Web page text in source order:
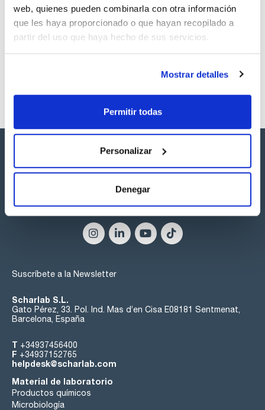
web, quienes pueden combinarla con otra información
que les haya proporcionado o que hayan recopilado a
partir del uso que haya hecho de sus servicios.
Mostrar detalles
Permitir todas
Personalizar
Denegar
Los productos marcados con esta imagen son
listos para una entrega inmediata.
Síguenos:
Suscríbete a la Newsletter
Scharlab S.L.
Gato Pérez, 33. Pol. Ind. Mas d’en Cisa E08181 Sentmenat,
Barcelona, España
T +34937456400
F +34937152765
helpdesk@scharlab.com
Material de laboratorio
Productos químicos
Microbiología